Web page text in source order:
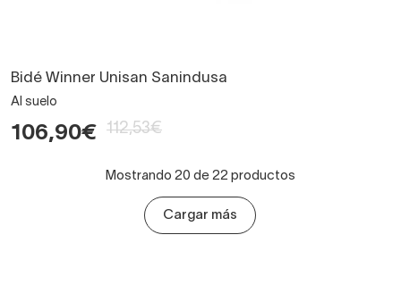
Bidé Winner Unisan Sanindusa
Al suelo
106,90€ 112,53€
Mostrando 20 de 22 productos
Cargar más